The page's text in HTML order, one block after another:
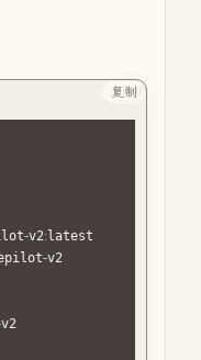
-v2: latest
-v2
v2
复制PHP